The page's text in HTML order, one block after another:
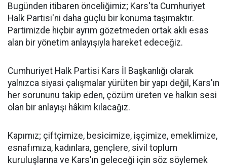
Bugünden itibaren önceliğimiz; Kars'ta Cumhuriyet
Halk Partisi'ni daha güçlü bir konuma taşımaktır.
Partimizde hiçbir ayrım gözetmeden ortak aklı esas
alan bir yönetim anlayışıyla hareket edeceğiz.
Cumhuriyet Halk Partisi Kars İl Başkanlığı olarak
yalnızca siyasi çalışmalar yürüten bir yapı değil, Kars'ın
her sorununu takip eden, çözüm üreten ve halkın sesi
olan bir anlayışı hâkim kılacağız.
Kapımız; çiftçimize, besicimize, işçimize, emeklimize,
esnafımıza, kadınlara, gençlere, sivil toplum
kuruluşlarına ve Kars'ın geleceği için söz söylemek